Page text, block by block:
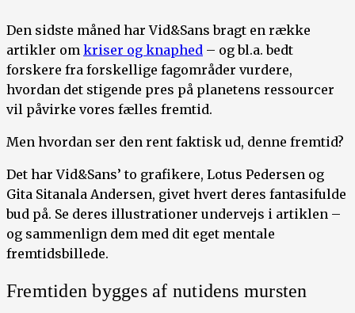
Den sidste måned har Vid&Sans bragt en række
artikler om kriser og knaphed – og bl.a. bedt
forskere fra forskellige fagområder vurdere,
hvordan det stigende pres på planetens ressourcer
vil påvirke vores fælles fremtid.
Men hvordan ser den rent faktisk ud, denne fremtid?
Det har Vid&Sans’ to grafikere, Lotus Pedersen og
Gita Sitanala Andersen, givet hvert deres fantasifulde
bud på. Se deres illustrationer undervejs i artiklen –
og sammenlign dem med dit eget mentale
fremtidsbillede.
Fremtiden bygges af nutidens mursten